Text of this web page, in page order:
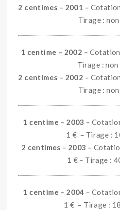
2 centimes – 2001 –
Tirage :
1 centime – 2002 –
Tirage : non
2 centimes – 2002 –
Tirage :
1 centime – 2003 –
1 € – Tirage :
2 centimes – 2003 –
1 € – Tirage :
1 centime – 2004 –
1 € – Tirage :